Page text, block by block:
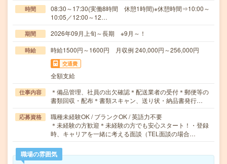
時間
08:30～17:30(実働8時間 休憩1時間)※休憩時間⇒10:00～
10:05／12:00～12…
期間 2026年09月上旬～長期 ※9月～！
時給 時給1500円～1600円 月収例 240,000円～256,000円
交通費
全額支給
仕事内容
＊備品管理、社員の出欠確認＊配送業者の受付＊郵便等の
書類回収・配布＊書類スキャン、送り状・納品書発行…
応募資格
職種未経験OK / ブランクOK / 英語力不要
＊未経験の方歓迎＊未経験の方でも安心スタート！・登録
時、キャリアを一緒に考える面談（TEL面談の場合…
職場の雰囲気